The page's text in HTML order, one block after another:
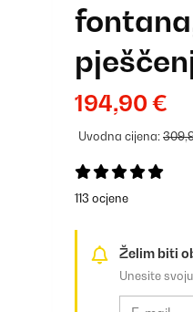
194,90 €
Uvodna cijena:
113 ocjene
Želim biti
Unesite